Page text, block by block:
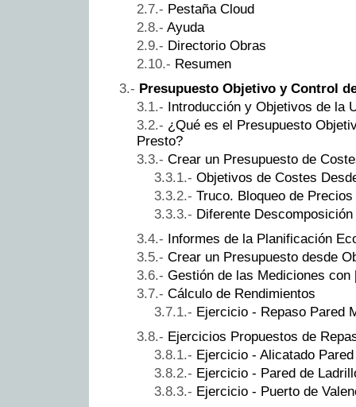
Pestaña Cloud
Ayuda
Directorio Obras
Resumen
Presupuesto Objetivo y Control
Introducción y Objetivos de la
¿Qué es el Presupuesto
Presto?
Crear un Presupuesto de
Objetivos de Costes
Truco. Bloqueo de
Diferente
Informes de la Planificación
Crear un Presupuesto desde
Gestión de las Mediciones con
Cálculo de Rendimientos
Ejercicio - Repaso Pared
Ejercicios Propuestos de
Ejercicio - Alicatado
Ejercicio - Pared de
Ejercicio - Puerto de